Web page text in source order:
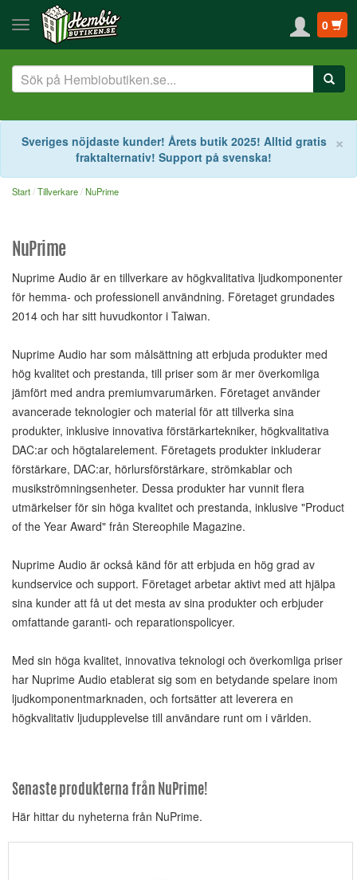
0
×
Sveriges nöjdaste kunder! Årets butik 2025! Alltid gratis
fraktalternativ! Support på svenska!
Start Tillverkare NuPrime
NuPrime
Nuprime Audio är en tillverkare av högkvalitativa ljudkomponenter
för hemma- och professionell användning. Företaget grundades
2014 och har sitt huvudkontor i Taiwan.
Nuprime Audio har som målsättning att erbjuda produkter med
hög kvalitet och prestanda, till priser som är mer överkomliga
jämfört med andra premiumvarumärken. Företaget använder
avancerade teknologier och material för att tillverka sina
produkter, inklusive innovativa förstärkartekniker, högkvalitativa
DAC:ar och högtalarelement. Företagets produkter inkluderar
förstärkare, DAC:ar, hörlursförstärkare, strömkablar och
musikströmningsenheter. Dessa produkter har vunnit flera
utmärkelser för sin höga kvalitet och prestanda, inklusive "Product
of the Year Award" från Stereophile Magazine.
Nuprime Audio är också känd för att erbjuda en hög grad av
kundservice och support. Företaget arbetar aktivt med att hjälpa
sina kunder att få ut det mesta av sina produkter och erbjuder
omfattande garanti- och reparationspolicyer.
Med sin höga kvalitet, innovativa teknologi och överkomliga priser
har Nuprime Audio etablerat sig som en betydande spelare inom
ljudkomponentmarknaden, och fortsätter att leverera en
högkvalitativ ljudupplevelse till användare runt om i världen.
Senaste produkterna från NuPrime!
Här hittar du nyheterna från NuPrime.